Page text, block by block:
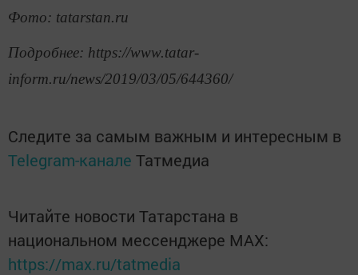
Фото: tatarstan.ru
Подробнее: https://www.tatar-
inform.ru/news/2019/03/05/644360/
Следите за самым важным и интересным в
Telegram-канале Татмедиа
Читайте новости Татарстана в
национальном мессенджере MАХ:
https://max.ru/tatmedia